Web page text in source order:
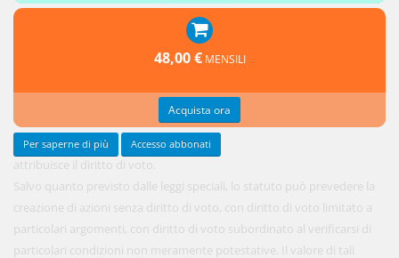
attribuisce il diritto di voto.
Salvo quanto previsto dalle leggi speciali, lo statuto può prevedere la
creazione di azioni senza diritto di voto, con diritto di voto limitato a
particolari argomenti, con diritto di voto subordinato al verificarsi di
particolari condizioni non meramente potestative. Il valore di tali
48,00 € MENSILI
Acquista ora
Per saperne di più Accesso abbonati